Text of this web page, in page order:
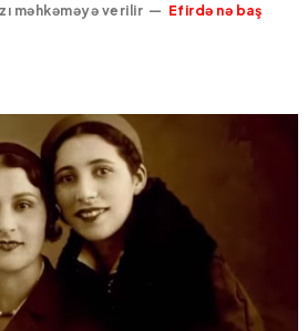
məhkəməyə verilir — Efirdə nə baş